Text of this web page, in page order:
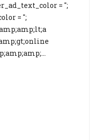
= '';
= '';